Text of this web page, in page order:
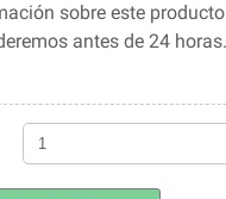
sobre este
antes de 24